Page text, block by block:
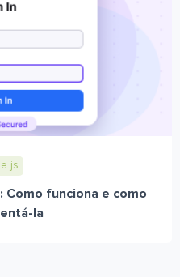
funciona e como
la